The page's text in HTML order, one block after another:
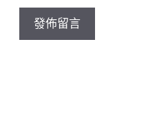
址